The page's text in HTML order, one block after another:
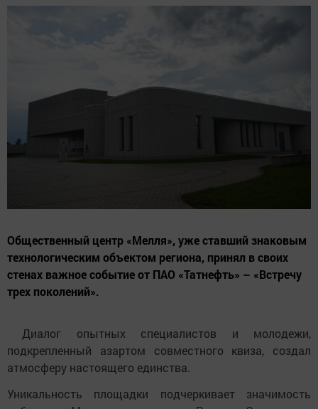
Общественный центр «Мелля», уже ставший знаковым
технологическим объектом региона, принял в своих
стенах важное событие от ПАО «Татнефть» – «Встречу
трех поколений».
Диалог опытных специалистов и молодежи,
подкрепленный азартом совместного квиза, создал
атмосферу настоящего единства.
Уникальность площадки подчеркивает значимость